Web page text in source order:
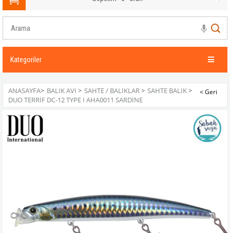
Kategoriler
ANASAYFA> BALIK AVI > SAHTE / BALIKLAR> SAHTE BALIK>
DUO TERRIF DC-12 TYPE I AHA0011 SARDINE